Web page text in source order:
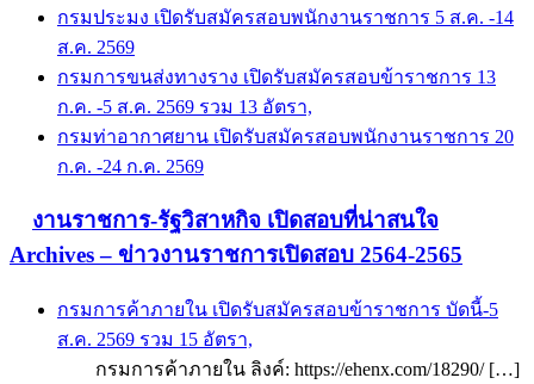
กรมประมง เปิดรับสมัครสอบพนักงานราชการ 5 ส.ค. -14
ส.ค. 2569
กรมการขนส่งทางราง เปิดรับสมัครสอบข้าราชการ 13
ก.ค. -5 ส.ค. 2569 รวม 13 อัตรา,
กรมท่าอากาศยาน เปิดรับสมัครสอบพนักงานราชการ 20
ก.ค. -24 ก.ค. 2569
งานราชการ-รัฐวิสาหกิจ เปิดสอบที่น่าสนใจ
Archives – ข่าวงานราชการเปิดสอบ 2564-2565
กรมการค้าภายใน เปิดรับสมัครสอบข้าราชการ บัดนี้-5
ส.ค. 2569 รวม 15 อัตรา,
กรมการค้าภายใน ลิงค์: https://ehenx.com/18290/ […]